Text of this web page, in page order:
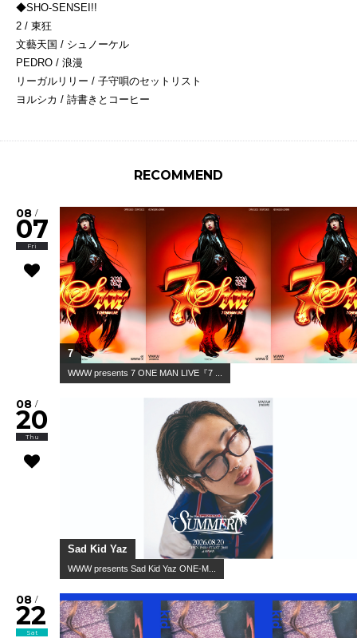
◆SHO-SENSEI!!
2 / 東狂
文藝天国 / シュノーケル
PEDRO / 浪漫
リーガルリリー / 子守唄のセットリスト
ヨルシカ / 詩書きとコーヒー
RECOMMEND
08 /
07
Fri
7
WWW presents 7 ONE MAN LIVE『7 ...
08 /
20
Thu
Sad Kid Yaz
WWW presents Sad Kid Yaz ONE-M...
08 /
22
Sat